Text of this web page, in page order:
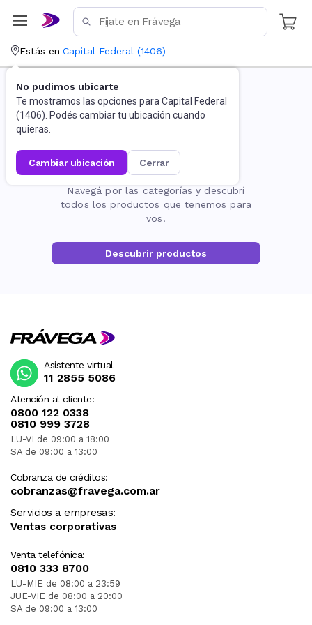
Estás en Capital Federal (1406)
No pudimos ubicarte
Te mostramos las opciones para Capital Federal
(1406). Podés cambiar tu ubicación cuando
quieras.
cambiar ubicación cerrar
La página no existe
Navegá por las categorías y descubrí
todos los productos que tenemos para
vos.
Descubrir productos
Atención al cliente:
0800 122 0338
0810 999 3728
LU-VI de 09:00 a 18:00
SA de 09:00 a 13:00
Cobranza de créditos:
cobranzas@fravega.com.ar
Servicios a empresas:
Ventas corporativas
Venta telefónica:
0810 333 8700
LU-MIE de 08:00 a 23:59
JUE-VIE de 08:00 a 20:00
SA de 09:00 a 13:00
Asistente virtual
11 2855 5086